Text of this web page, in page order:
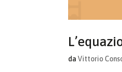
daVittorio